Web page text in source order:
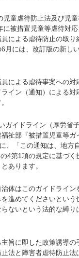
童虐待防止法及び児
に被措置児童等虐待対
による虐待防止の取り
月には、改訂版の新し
による虐待事案への対
イン（通知）による対
ガイドライン（厚労省
祉部『被措置児童等ガ
、「この通知は、地方
4第1項の規定に基づく
あります。
体はこのガイドライン
進めてくださいという
ないという法的な縛り
旨に即した政策誘導の
法と障害者虐待防止法